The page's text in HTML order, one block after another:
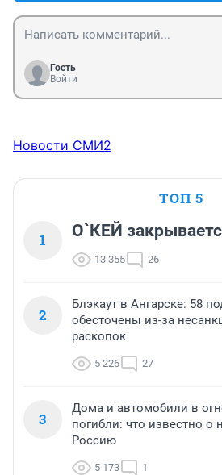
Гость
Войти
Новости СМИ2
ТОП 5
1 О`КЕЙ
13 355 26
2
Блэкаут в Ангарске: 58
обесточены из-за
раскопок
5 226 27
3
Дома и автомобили в
погибли: что известно о
Россию
5 173 1